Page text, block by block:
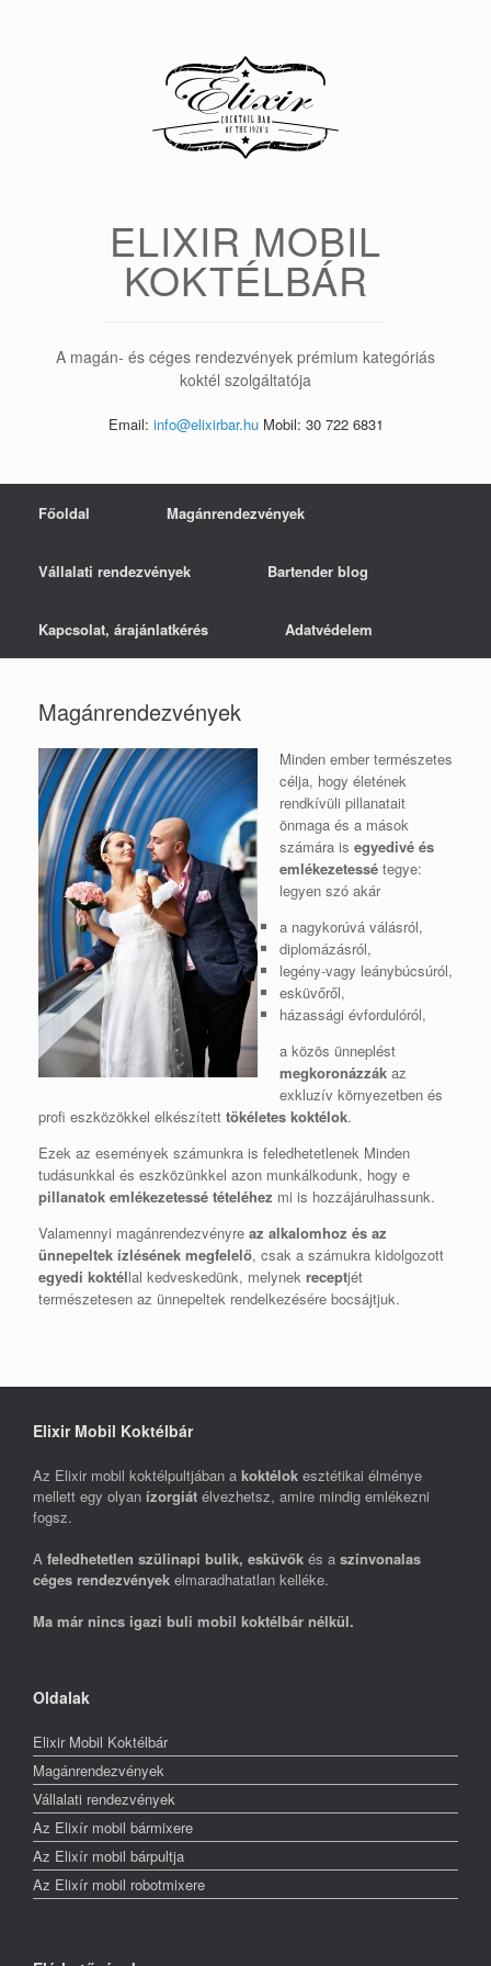
ELIXIR MOBIL
KOKTÉLBÁR
A magán- és céges rendezvények prémium kategóriás
koktél szolgáltatója
Email: info@elixirbar.huMobil: 30 722 6831
Főoldal Magánrendezvények
Vállalati rendezvények Bartender blog
Kapcsolat, árajánlatkérés Adatvédelem
Magánrendezvények
Minden ember természetes
célja, hogy életének
rendkívüli pillanatait
önmaga és a mások
számára is egyedivé és
emlékezetessétegye:
legyen szó akár
a nagykorúvá válásról,
diplomázásról,
legény-vagy leánybúcsúról,
esküvőről,
házassági évfordulóról,
a közös ünneplést
megkoronázzákaz
exkluzív környezetben és
profi eszközökkel elkészített tökéletes koktélok.
Ezek az események számunkra is feledhetetlenek Minden
tudásunkkal és eszközünkkel azon munkálkodunk, hogy e
pillanatok emlékezetessé tételéhez mi is hozzájárulhassunk.
Valamennyi magánrendezvényre az alkalomhoz és az
ünnepeltek ízlésének megfelelő, csak a számukra kidolgozott
egyedi koktéllal kedveskedünk, melynek receptjét
természetesen az ünnepeltek rendelkezésére bocsájtjuk.
Elixir Mobil Koktélbár
Az Elixir mobil koktélpultjában a koktélok esztétikai élménye
mellett egy olyan ízorgiát élvezhetsz, amire mindig emlékezni
fogsz.
A feledhetetlen szülinapi bulik, esküvők és a színvonalas
céges rendezvények elmaradhatatlan kelléke.
Ma már nincs igazi buli mobil koktélbár nélkül.
Oldalak
Elixir Mobil Koktélbár
Magánrendezvények
Vállalati rendezvények
Az Elixír mobil bármixere
Az Elixír mobil bárpultja
Az Elixír mobil robotmixere